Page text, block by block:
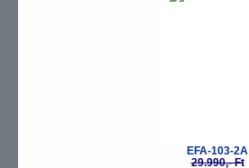
EFA-103-2A
29.990,- Ft